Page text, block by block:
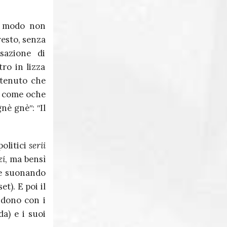
non
senza
di
in lizza
che
oche
gnèʺ: ʺIl
serii
, ma bensì
suonando
E poi il
con i
e i suoi